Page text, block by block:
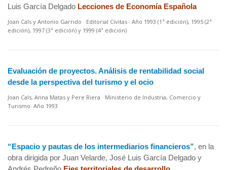
Luis García Delgado Lecciones de Economía Española
Joan Cals y Antonio Garrido · Editorial Civitas · Año 1993 (1ª edición), 1995 (2ª
edición), 1997 (3ª edición) y 1999 (4ª edición)
Evaluación de proyectos. Análisis de rentabilidad social
desde la perspectiva del turismo y el ocio
Joan Cals, Anna Matas y Pere Riera · Ministerio de Industria, Comercio y
Turismo· Año 1993
“Espacio y pautas de los intermediarios financieros”, en la
obra dirigida por Juan Velarde, José Luis García Delgado y